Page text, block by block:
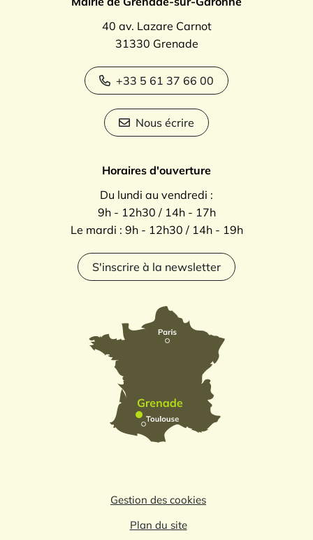
40 av. Lazare Carnot
31330 Grenade
+33 5 61 37 66 00
Nous écrire
Horaires d'ouverture
Du lundi au vendredi :
9h - 12h30 / 14h - 17h
Le mardi : 9h - 12h30 / 14h - 19h
S'inscrire à la newsletter
Gestion des cookies
Plan du site